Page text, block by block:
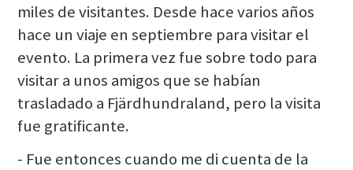
miles de visitantes. Desde hace varios años
hace un viaje en septiembre para visitar el
evento. La primera vez fue sobre todo para
visitar a unos amigos que se habían
trasladado a Fjärdhundraland, pero la visita
fue gratificante.
- Fue entonces cuando me di cuenta de la